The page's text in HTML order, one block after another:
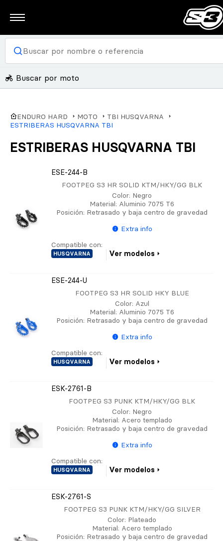
Buscar por moto
ENDURO HARD MOTO
TBI HUSQVARNA
ESTRIBERAS HUSQVARNA TBI
ESTRIBERAS HUSQVARNA TBI
ESE-244-B
FOOTPEG S3 HR SOLID KTM/HKY/GG BLK
Color: Negro
Material: Aluminio 7075 T6
Posición: Retrasado y baja centro de gravedad
Extra info
Compatible con:
HUSQVARNA Ver modelos
ESE-244-U
FOOTPEG S3 HR SOLID HKY BLUE
Color: Azul
Material: Aluminio 7075 T6
Posición: Retrasado y baja centro de gravedad
Extra info
Compatible con:
HUSQVARNA Ver modelos
ESK-2761-B
FOOTPEG S3 PUNK KTM/HKY/GG BLK
Color: Negro
Material: Acero templado
Posición: Retrasado y baja centro de gravedad
Extra info
Compatible con:
HUSQVARNA Ver modelos
ESK-2761-S
FOOTPEG S3 PUNK KTM/HKY/GG SILVER
Color: Plateado
Material: Acero templado
Posición: Retrasado y baja centro de gravedad